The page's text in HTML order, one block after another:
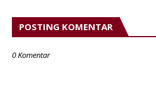
POSTING KOMENTAR
0 Komentar